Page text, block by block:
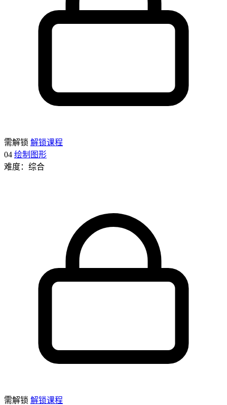
需解锁 解锁课程
04 绘制图形
难度：综合
需解锁 解锁课程